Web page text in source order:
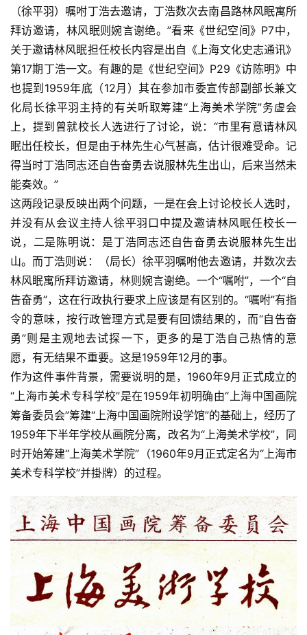
（徐平羽）嘱咐丁浩去邀请，丁浩数次去南昌路林风眠寓所
拜访邀请，林风眠则婉言谢绝。”看来《世纪空间》P7中，
关于邀请林风眠担任校长内容是出自《上海文化史志通讯》
第17期丁浩一文。有趣的是《世纪空间》P29《访陈明》中
也提到1959年底（12月）其在参加市委宣传部副部长兼文
化局长徐平羽主持的有关听取筹建“上海美术学院”务虚会
上，提到曾就校长人选进行了讨论，说：“市里有意请林风
眠出任校长，但是由于林先生心气甚高，估计很难受命。记
得当时丁浩同志还自告奋勇去说服林先生出山，后来当然未
能奏效。”
这两段记录反映出两个问题，一是在会上讨论校长人选时，
并没有从会议主持人徐平羽口中提及邀请林风眠任校长一
说，二是陈明说：是丁浩同志还自告奋勇去说服林先生出
山。而丁浩则说：（局长）徐平羽嘱咐他去邀请，并数次去
林风眠寓所拜访邀请，林则婉言谢绝。一个“嘱咐”，一个“自
告奋勇”，这在行政执行要求上应该是有区别的。“嘱咐”有指
令的意味，按行政管理方式是要有回馈结果的，而“自告奋
勇”则是主观地去试探一下，更多的是丁浩自己热情的意
愿，有无结果不重要。这是1959年12月的事。
作为这件事件背景，需要说明的是，1960年9月正式成立的
“上海市美术专科学校”是在1959年初明确由“上海中国画院
筹备委员会”筹建“上海中国画院附设学馆”的基础上，经历了
1959年下半年学校从画院分离，改名为“上海美术学校”，同
时开始筹建“上海美术学院”（1960年9月正式定名为“上海市
美术专科学校”并掛牌）的过程。